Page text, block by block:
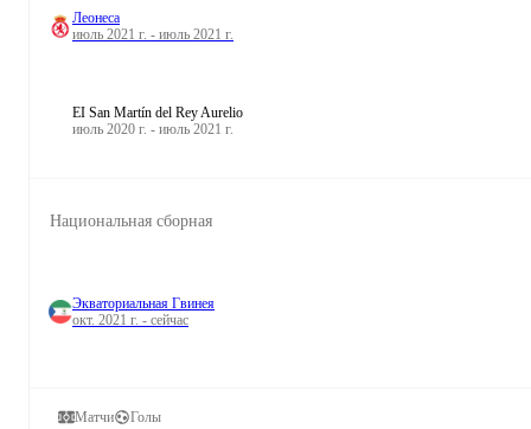
Леонеса
июль 2021 г. - июль 2021 г.
EI San Martín del Rey Aurelio
июль 2020 г. - июль 2021 г.
Национальная сборная
Экваториальная Гвинея
окт. 2021 г. - сейчас
Матчи Голы